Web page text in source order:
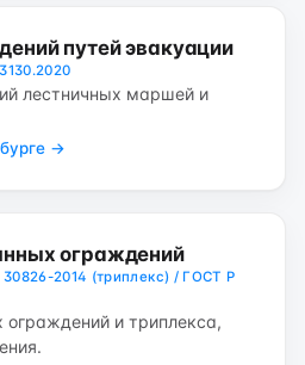
путей эвакуации
лестничных маршей и
→
ограждений
2014 (триплекс) / ГОСТ Р
и триплекса,